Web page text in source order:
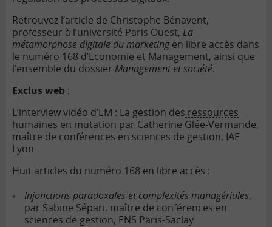
Retrouvez l’article de Christophe Bénavent,
professeur à l’université Paris Ouest, La
métamorphose digitale du marketing en libre accès dans
le numéro 168 d’Economie et Management, ainsi que
l’ensemble du dossier Management et société.
Exclus web :
L’interview vidéo d’EM : La gestion des ressources
humaines en mutation par Catherine Glée-Vermande,
maître de conférences en sciences de gestion, IAE
Lyon
Huit articles du numéro 168 en libre accès :
Injonctions paradoxales et complexités managériales,
par Sabine Sépari, maître de conférences en
sciences de gestion, ENS Paris-Saclay